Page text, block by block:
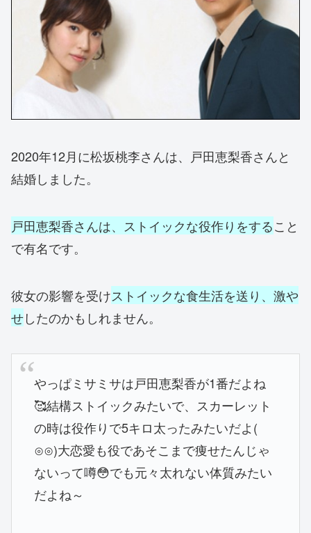
2020年12月に松坂桃李さんは、戸田恵梨香さんと
結婚しました。
戸田恵梨香さんは、ストイックな役作りをすること
で有名です。
彼女の影響を受けストイックな食生活を送り、激や
せしたのかもしれません。
やっぱミサミサは戸田恵梨香が1番だよね
🥰結構ストイックみたいで、スカーレット
の時は役作りで5キロ太ったみたいだよ(
⊙⊙)大恋愛も役であそこまで痩せたんじゃ
ないって噂😳でも元々太れない体質みたい
だよね～